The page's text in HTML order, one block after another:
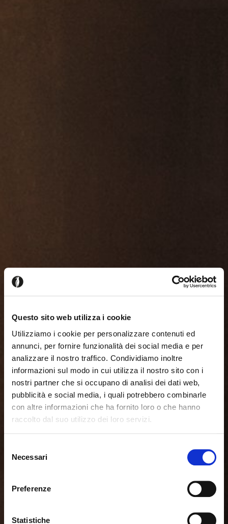
Questo sito web utilizza i cookie
Utilizziamo i cookie per personalizzare contenuti ed
annunci, per fornire funzionalità dei social media e per
analizzare il nostro traffico. Condividiamo inoltre
informazioni sul modo in cui utilizza il nostro sito con i
nostri partner che si occupano di analisi dei dati web,
pubblicità e social media, i quali potrebbero combinarle
con altre informazioni che ha fornito loro o che hanno
raccolto dal suo utilizzo dei loro servizi.
delNecessari
Preferenze
Statistiche
Parece que estás navegando Cerrar
para España. ¿Deseas cambiar al sitio en Estados